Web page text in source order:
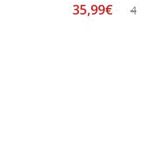
35,99€